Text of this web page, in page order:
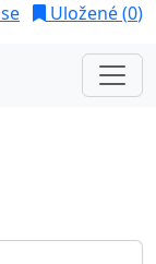
Uložené (0)